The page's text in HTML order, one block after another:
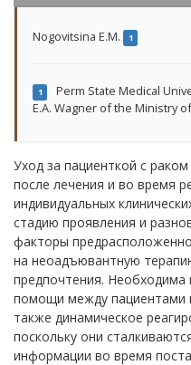
Nogovitsina E.M. 1
1
Perm State Medical
E.A. Wagner of the Ministry
Уход за пациенткой с
после лечения и во время
индивидуальных
стадию проявления и
факторы
на неоадъювантную
предпочтения. Необходима
помощи между пациентами
также динамическое
поскольку они
информации во время